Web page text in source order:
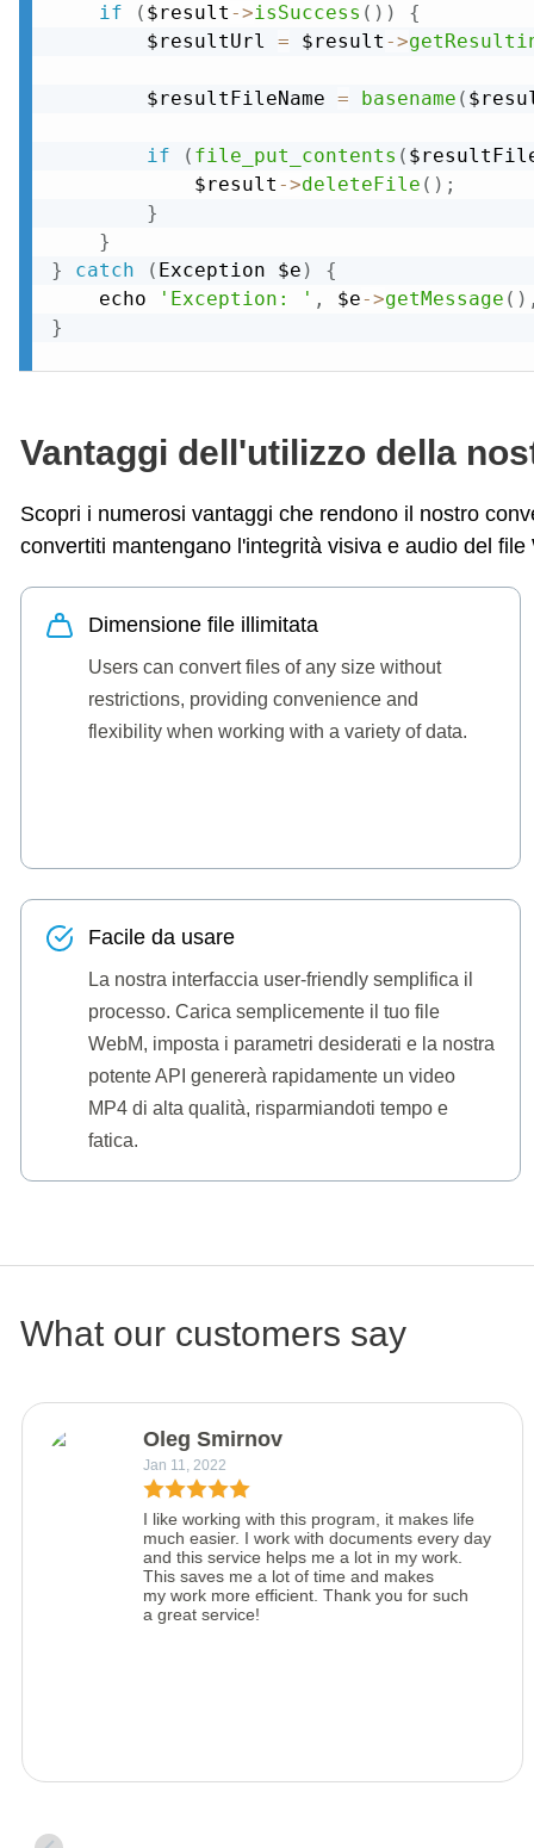
if ( $result ->isSuccess ( ) )
{
        $resultUrl
= $result ->
        $resultFileName
= basename (
if ( file_put_contents (
            $result
->deleteFile ( ) ;
}
}
}
catch ( Exception $e )
{
    echo
'Exception: ' , $e->getMessage ( )
}
Vantaggi dell'utilizzo della
Scopri i numerosi vantaggi che rendono il nostro
convertiti mantengano l'integrità visiva e audio del
Dimensione file illimitata
Users can convert files of any size without
restrictions, providing convenience and
flexibility when working with a variety of data.
Facile da usare
La nostra interfaccia user-friendly semplifica il
processo. Carica semplicemente il tuo file
WebM, imposta i parametri desiderati e la nostra
potente API genererà rapidamente un video
MP4 di alta qualità, risparmiandoti tempo e
fatica.
What our customers say
Oleg Smirnov
Jan 11, 2022
I like working with this program, it makes life
much easier. I work with documents every day
and this service helps me a lot in my work.
This saves me a lot of time and makes
my work more efficient. Thank you for such
a great service!